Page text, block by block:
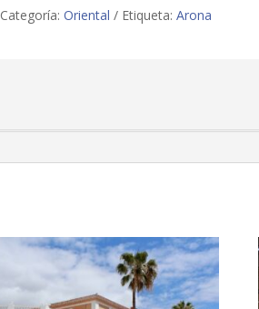
Categoría:Oriental Etiqueta:Arona